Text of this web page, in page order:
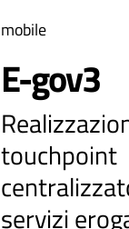
mobile
E-gov3
touchpoint
servizi